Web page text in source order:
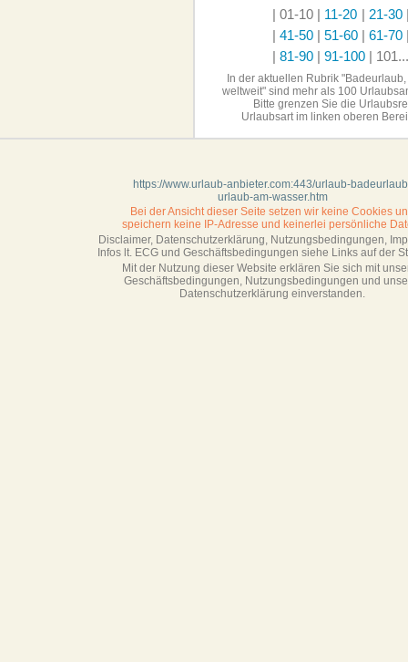
| 01-10 | 11-20 | 21-30
| 41-50 | 51-60 | 61-70
| 81-90 | 91-100 |
In der aktuellen Rubrik
weltweit" sind mehr als 100
Bitte grenzen Sie die
Urlaubsart im linken oberen
https://www.urlaub-anbieter.com:443/urlaub-
urlaub-am-wasser.htm
Bei der Ansicht dieser Seite setzen wir keine Cookies
speichern keine IP-Adresse und keinerlei persönliche
Disclaimer, Datenschutzerklärung, Nutzungsbedingungen,
Infos lt. ECG und Geschäftsbedingungen siehe Links auf der
Mit der Nutzung dieser Website erklären Sie sich mit
Geschäftsbedin­gungen, Nutzungsbedingungen und
Datenschutzerklärung einverstanden.